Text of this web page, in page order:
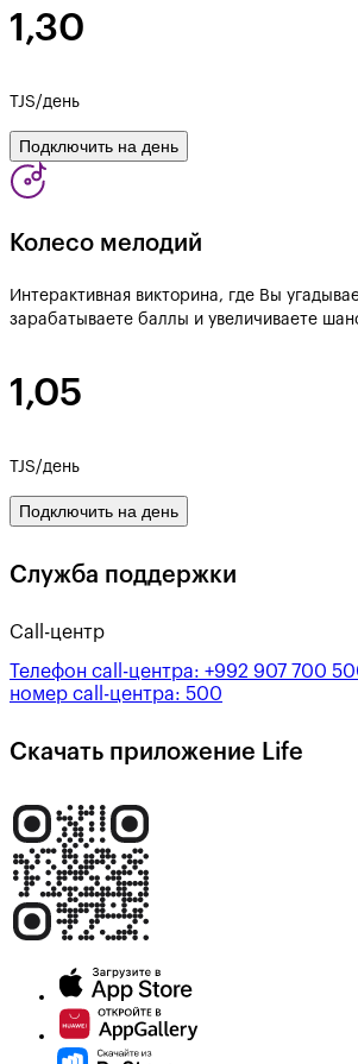
1,30
TJS/день
Подключить на день
Колесо мелодий
Интерактивная викторина, где Вы
зарабатываете баллы и увеличиваете
1,05
TJS/день
Подключить на день
Служба поддержки
Call-центр
Телефон call-центра: +992 907 700
номер call-центра: 500
Скачать приложение Life